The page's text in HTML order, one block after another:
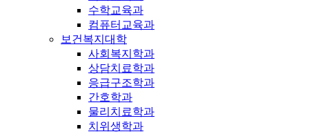
수학교육과
컴퓨터교육과
보건복지대학
사회복지학과
상담치료학과
응급구조학과
간호학과
물리치료학과
치위생학과